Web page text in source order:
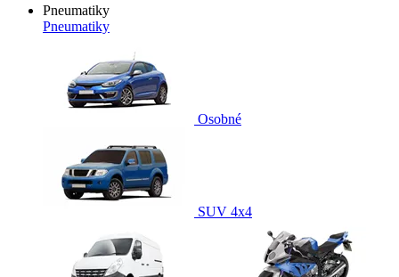
Pneumatiky
Pneumatiky
Osobné
SUV 4x4